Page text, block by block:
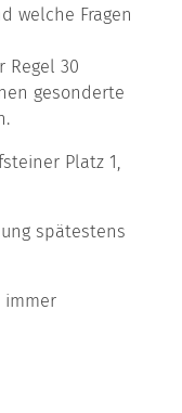
welche Fragen
Regel 30
gesonderte
Platz 1,
spätestens
immer